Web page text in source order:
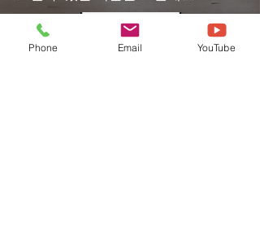
Phone Email YouTube